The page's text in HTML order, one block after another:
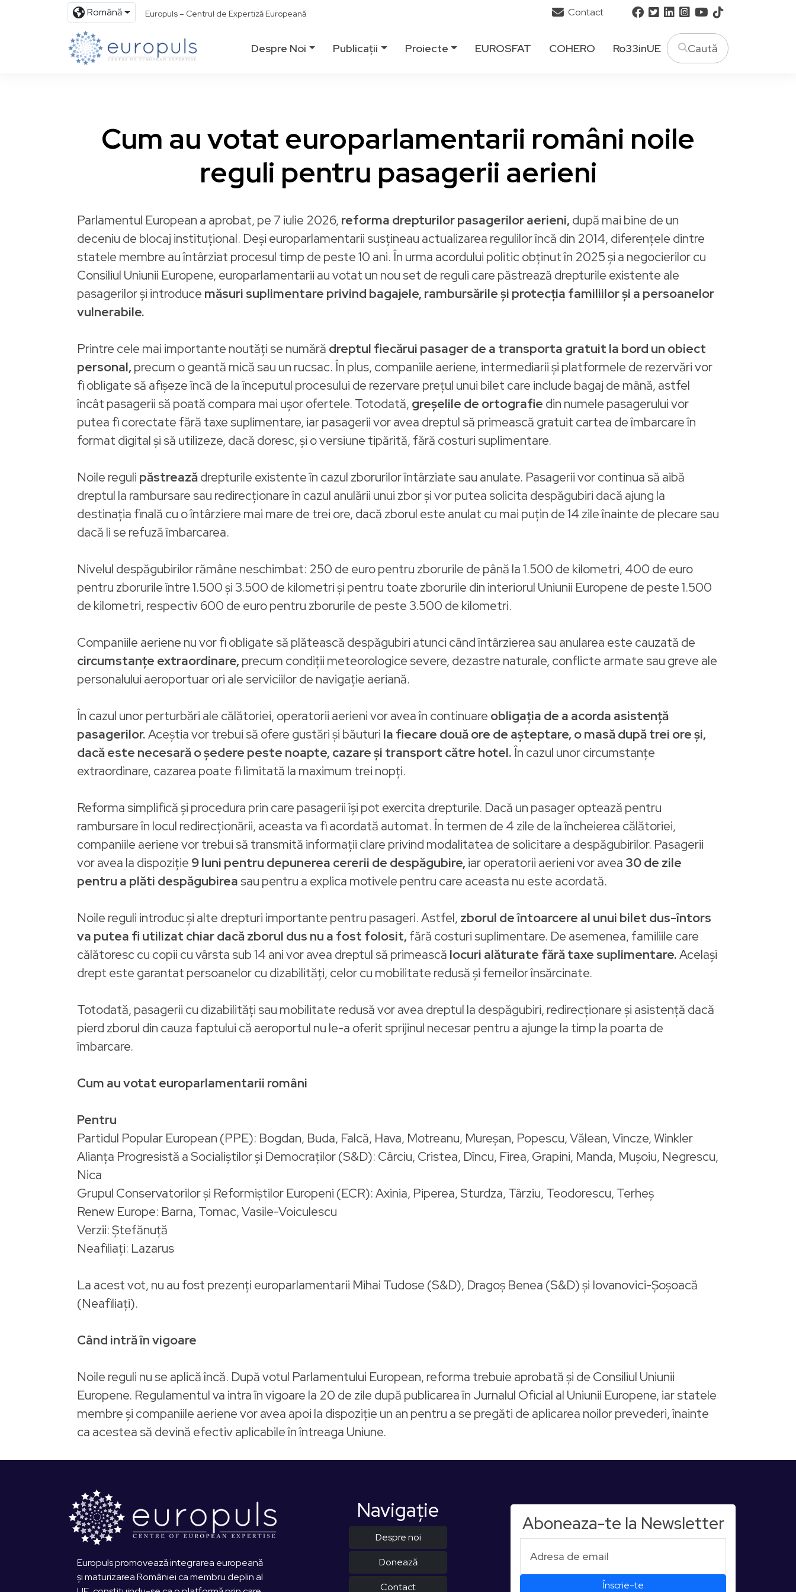
Română Europuls – Centrul de Expertiză Europeană Contact
Despre Noi Publicații Proiecte EUROSFAT COHERO Ro33inUE
Cum au votat europarlamentarii români noile
reguli pentru pasagerii aerieni
Parlamentul European a aprobat, pe 7 iulie 2026, reforma drepturilor pasagerilor aerieni, după mai bine de un
deceniu de blocaj instituțional. Deși europarlamentarii susțineau actualizarea regulilor încă din 2014, diferențele dintre
statele membre au întârziat procesul timp de peste 10 ani. În urma acordului politic obținut în 2025 și a negocierilor cu
Consiliul Uniunii Europene, europarlamentarii au votat un nou set de reguli care păstrează drepturile existente ale
pasagerilor și introduce măsuri suplimentare privind bagajele, rambursările și protecția familiilor și a persoanelor
vulnerabile.
Printre cele mai importante noutăți se numără dreptul fiecărui pasager de a transporta gratuit la bord un obiect
personal, precum o geantă mică sau un rucsac. În plus, companiile aeriene, intermediarii și platformele de rezervări vor
fi obligate să afișeze încă de la începutul procesului de rezervare prețul unui bilet care include bagaj de mână, astfel
încât pasagerii să poată compara mai ușor ofertele. Totodată, greșelile de ortografie din numele pasagerului vor
putea fi corectate fără taxe suplimentare, iar pasagerii vor avea dreptul să primească gratuit cartea de îmbarcare în
format digital și să utilizeze, dacă doresc, și o versiune tipărită, fără costuri suplimentare.
Noile reguli păstreazădrepturile existente în cazul zborurilor întârziate sau anulate. Pasagerii vor continua să aibă
dreptul la rambursare sau redirecționare în cazul anulării unui zbor și vor putea solicita despăgubiri dacă ajung la
destinația finală cu o întârziere mai mare de trei ore, dacă zborul este anulat cu mai puțin de 14 zile înainte de plecare sau
dacă li se refuză îmbarcarea.
Nivelul despăgubirilor rămâne neschimbat: 250 de euro pentru zborurile de până la 1.500 de kilometri, 400 de euro
pentru zborurile între 1.500 și 3.500 de kilometri și pentru toate zborurile din interiorul Uniunii Europene de peste 1.500
de kilometri, respectiv 600 de euro pentru zborurile de peste 3.500 de kilometri.
Companiile aeriene nu vor fi obligate să plătească despăgubiri atunci când întârzierea sau anularea este cauzată de
circumstanțe extraordinare, precum condiții meteorologice severe, dezastre naturale, conflicte armate sau greve ale
personalului aeroportuar ori ale serviciilor de navigație aeriană.
În cazul unor perturbări ale călătoriei, operatorii aerieni vor avea în continuare obligația de a acorda asistență
pasagerilor.Aceștia vor trebui să ofere gustări și băuturi la fiecare două ore de așteptare, o masă după trei ore și,
dacă este necesară o ședere peste noapte, cazare și transport către hotel. În cazul unor circumstanțe
extraordinare, cazarea poate fi limitată la maximum trei nopți.
Reforma simplifică și procedura prin care pasagerii își pot exercita drepturile. Dacă un pasager optează pentru
rambursare în locul redirecționării, aceasta va fi acordată automat. În termen de 4 zile de la încheierea călătoriei,
companiile aeriene vor trebui să transmită informații clare privind modalitatea de solicitare a despăgubirilor. Pasagerii
vor avea la dispoziție 9 luni pentru depunerea cererii de despăgubire, iar operatorii aerieni vor avea 30 de zile
pentru a plăti despăgubirea sau pentru a explica motivele pentru care aceasta nu este acordată.
Noile reguli introduc și alte drepturi importante pentru pasageri. Astfel, zborul de întoarcere al unui bilet dus-întors
va putea fi utilizat chiar dacă zborul dus nu a fost folosit, fără costuri suplimentare. De asemenea, familiile care
călătoresc cu copii cu vârsta sub 14 ani vor avea dreptul să primească locuri alăturate fără taxe suplimentare.Același
drept este garantat persoanelor cu dizabilități, celor cu mobilitate redusă și femeilor însărcinate.
Totodată, pasagerii cu dizabilități sau mobilitate redusă vor avea dreptul la despăgubiri, redirecționare și asistență dacă
pierd zborul din cauza faptului că aeroportul nu le-a oferit sprijinul necesar pentru a ajunge la timp la poarta de
îmbarcare.
Cum au votat europarlamentarii români
Pentru
Partidul Popular European (PPE): Bogdan, Buda, Falcă, Hava, Motreanu, Mureşan, Popescu, Vălean, Vincze, Winkler
Alianța Progresistă a Socialiștilor și Democraților (S&D): Cârciu, Cristea, Dîncu, Firea, Grapini, Manda, Muşoiu, Negrescu,
Nica
Grupul Conservatorilor și Reformiștilor Europeni (ECR): Axinia, Piperea, Sturdza, Târziu, Teodorescu, Terheş
Renew Europe: Barna, Tomac, Vasile-Voiculescu
Verzii: Ștefănuță
Neafiliați: Lazarus
La acest vot, nu au fost prezenți europarlamentarii Mihai Tudose (S&D), Dragoș Benea (S&D) și Iovanovici-Șoșoacă
(Neafiliați).
Când intră în vigoare
Noile reguli nu se aplică încă. După votul Parlamentului European, reforma trebuie aprobată și de Consiliul Uniunii
Europene. Regulamentul va intra în vigoare la 20 de zile după publicarea în Jurnalul Oficial al Uniunii Europene, iar statele
membre și companiile aeriene vor avea apoi la dispoziție un an pentru a se pregăti de aplicarea noilor prevederi, înainte
ca acestea să devină efectiv aplicabile în întreaga Uniune.
Europuls promovează integrarea europeană
și maturizarea României ca membru deplin al
Navigaţie
Despre noi
Donează
Contact
Aboneaza-te la Newsletter